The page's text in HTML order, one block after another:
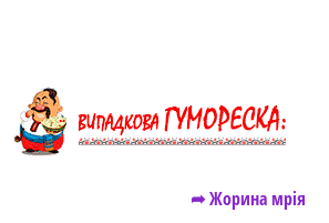
➦ Жорина мрія